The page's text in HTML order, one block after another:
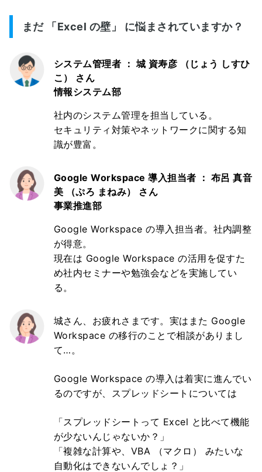
まだ 「Excel の壁」 に悩まされていますか？
システム管理者 ： 城 資寿彦 （じょう しすひ
こ） さん
情報システム部
社内のシステム管理を担当している。
セキュリティ対策やネットワークに関する知
識が豊富。
Google Workspace 導入担当者 ： 布呂 真音
美 （ぷろ まねみ） さん
事業推進部
Google Workspace の導入担当者。社内調整
が得意。
現在は Google Workspace の活用を促すた
め社内セミナーや勉強会などを実施してい
る。
城さん、お疲れさまです。実はまた Google
Workspace の移行のことで相談がありまし
て…。
Google Workspace の導入は着実に進んでい
るのですが、スプレッドシートについては
「スプレッドシートって Excel と比べて機能
が少ないんじゃないか？」
「複雑な計算や、VBA （マクロ） みたいな
自動化はできないんでしょ？」